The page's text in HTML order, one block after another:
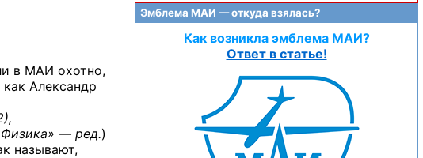
в МАИ охотно,
Александр
— ред.)
называют,
Эмблема МАИ — откуда взялась?
Как возникла эмблема МАИ?
Ответ в статье!